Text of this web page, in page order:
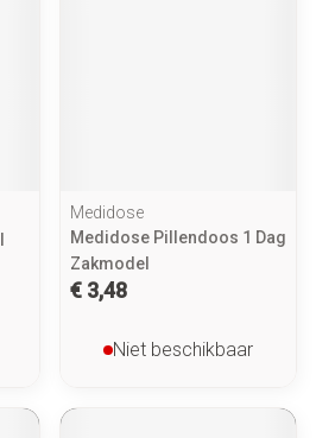
Medidose
Medidose Pillendoos 1 Dag
Zakmodel
€ 3,48
Niet beschikbaar